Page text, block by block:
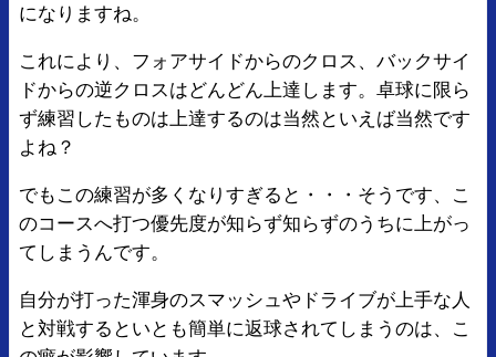
になりますね。
これにより、フォアサイドからのクロス、バックサイ
ドからの逆クロスはどんどん上達します。卓球に限ら
ず練習したものは上達するのは当然といえば当然です
よね？
でもこの練習が多くなりすぎると・・・そうです、こ
のコースへ打つ優先度が知らず知らずのうちに上がっ
てしまうんです。
自分が打った渾身のスマッシュやドライブが上手な人
と対戦するといとも簡単に返球されてしまうのは、こ